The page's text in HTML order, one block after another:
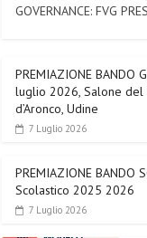
GOVERNANCE: FVG
PREMIAZIONE BANDO
luglio 2026, Salone del
d’Aronco, Udine
7 Luglio 2026
PREMIAZIONE BANDO
Scolastico 2025 2026
7 Luglio 2026